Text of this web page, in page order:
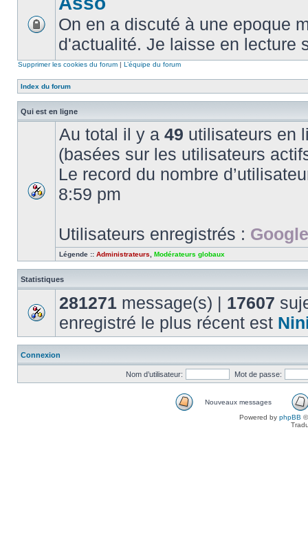
On en a discuté à une epoque
d'actualité. Je laisse en lecture
Supprimer les cookies du forum | L’équipe du forum
Index du forum
Qui est en ligne
Au total il y a 49 utilisateurs en
(basées sur les utilisateurs
Le record du nombre
8:59 pm
Utilisateurs enregistrés :
Légende :: Administrateurs Modérateurs globaux
Statistiques
281271 message(s) | 17607
enregistré le plus récent est
Connexion
Nom d’utilisateur: Mot de passe:
Nouveaux messages
Powered by phpBB